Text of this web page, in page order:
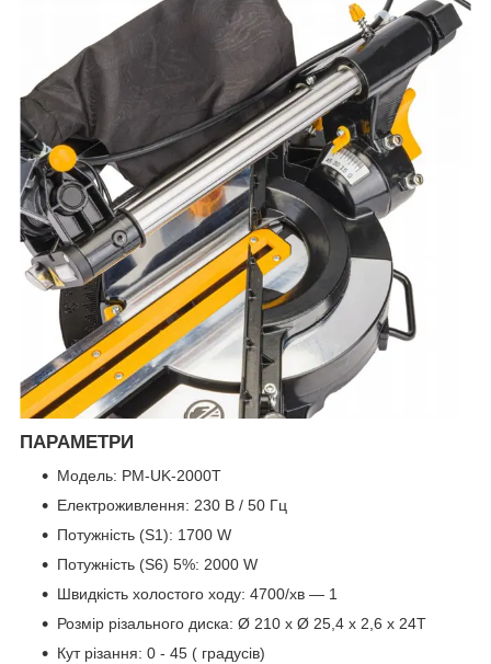
ПАРАМЕТРИ
Модель: PM-UK-2000T
Електроживлення: 230 В / 50 Гц
Потужність (S1): 1700 W
Потужність (S6) 5%: 2000 W
Швидкість холостого ходу: 4700/хв — 1
Розмір різального диска: Ø 210 x Ø 25,4 x 2,6 x 24T
Кут різання: 0 - 45 ( градусів)